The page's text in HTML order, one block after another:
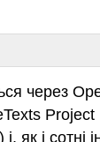
через
Project
) і, як і сотні